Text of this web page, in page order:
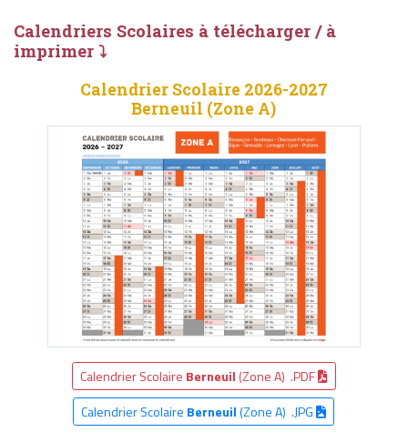
Calendriers Scolaires à télécharger / à
imprimer ⤵
Calendrier Scolaire 2026-2027
Berneuil (Zone A)
Calendrier Scolaire Berneuil (Zone A) .PDF
Calendrier Scolaire Berneuil(Zone A) .JPG